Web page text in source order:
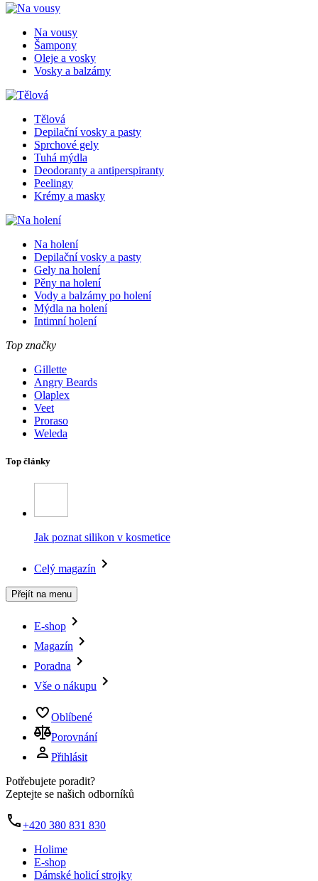
Na vousy
Šampony
Oleje a vosky
Vosky a balzámy
Tělová
Depilační vosky a pasty
Sprchové gely
Tuhá mýdla
Deodoranty a antiperspiranty
Peelingy
Krémy a masky
Na holení
Depilační vosky a pasty
Gely na holení
Pěny na holení
Vody a balzámy po holení
Mýdla na holení
Intimní holení
Top značky
Gillette
Angry Beards
Olaplex
Veet
Proraso
Weleda
Top články
Jak poznat silikon v kosmetice
Celý magazín
Přejít na menu
E-shop
Magazín
Poradna
Vše o nákupu
Oblíbené
Porovnání
Přihlásit
Potřebujete poradit?
Zeptejte se našich odborníků
+420 380 831 830
Holime
E-shop
Dámské holicí strojky